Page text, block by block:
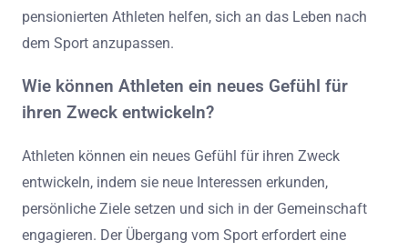
pensionierten Athleten helfen, sich an das Leben nach
dem Sport anzupassen.
Wie können Athleten ein neues Gefühl für
ihren Zweck entwickeln?
Athleten können ein neues Gefühl für ihren Zweck
entwickeln, indem sie neue Interessen erkunden,
persönliche Ziele setzen und sich in der Gemeinschaft
engagieren. Der Übergang vom Sport erfordert eine